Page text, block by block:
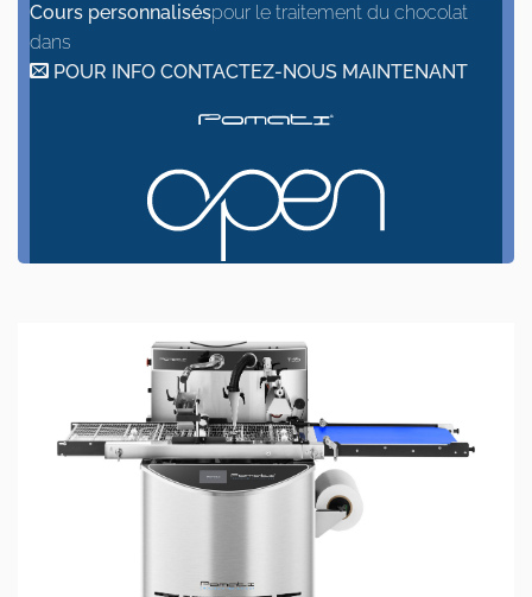
Cours personnaliséspour le traitement du chocolat
dans
POUR INFO CONTACTEZ-NOUS MAINTENANT